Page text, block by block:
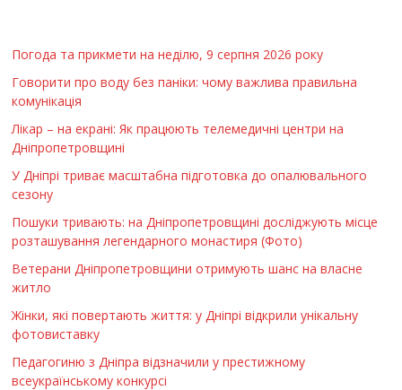
Погода та прикмети на неділю, 9 серпня 2026 року
Говорити про воду без паніки: чому важлива правильна
комунікація
Лікар – на екрані: Як працюють телемедичні центри на
Дніпропетровщині
У Дніпрі триває масштабна підготовка до опалювального
сезону
Пошуки тривають: на Дніпропетровщині досліджують місце
розташування легендарного монастиря (Фото)
Ветерани Дніпропетровщини отримують шанс на власне
житло
Жінки, які повертають життя: у Дніпрі відкрили унікальну
фотовиставку
Педагогиню з Дніпра відзначили у престижному
всеукраїнському конкурсі